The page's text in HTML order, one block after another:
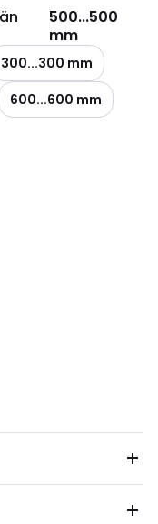
500...500
mm
300...300 mm
600...600 mm